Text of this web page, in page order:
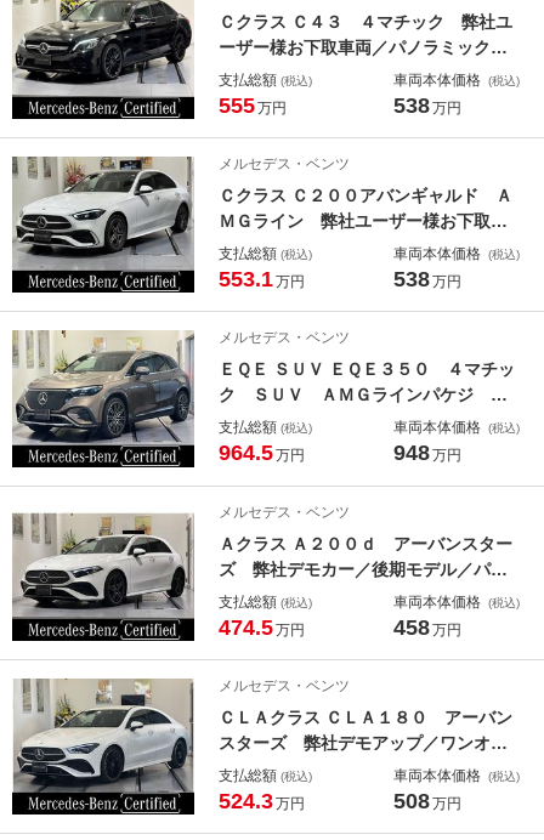
Ｃクラス Ｃ４３ ４マチック 弊社ユ
ーザー様お下取車両／パノラミックス
ライディングルーフ／黒本革シート／
シートベンチレーター／アンビエント
ンド／メルセデスミー／カ
支払総額 (税込)
555万円
車両本体価格 (税込)
538万円
メルセデス・ベンツ
Ｃクラス Ｃ２００アバンギャルド Ａ
ＭＧライン 弊社ユーザー様お下取車
両／ベーシックパッケージ／ＡＭＧラ
イン／パノラミックスライディングル
アップルカープレイ／アンビエントラ
イト／ア
支払総額 (税込)
553.1万円
車両本体価格 (税込)
538万円
メルセデス・ベンツ
ＥＱＥ ＳＵＶ ＥＱＥ３５０ ４マチッ
ク ＳＵＶ ＡＭＧラインパケジ 弊
社デモカーアップ車両／デジタルイン
テリアＰ／黒革シート／エアサスペン
／ＭＢＵＸハイパースクリーン／シー
トヒーター・ベンチレーター／
支払総額 (税込)
964.5万円
車両本体価格 (税込)
948万円
メルセデス・ベンツ
Ａクラス Ａ２００ｄ アーバンスター
ズ 弊社デモカー／後期モデル／パノ
ラマサンルーフ／本革シート／シート
ヒーター／オートハイビーム／メモリ
イト６４色／純正ドラレコ前後／記録
支払総額 (税込)
474.5万円
車両本体価格 (税込)
458万円
メルセデス・ベンツ
ＣＬＡクラス ＣＬＡ１８０ アーバン
スターズ 弊社デモアップ／ワンオー
ナー／黒革／メモリ付きパワーシート
／シートヒーター／全方位カメラ／ア
支払総額 (税込)
524.3万円
車両本体価格 (税込)
508万円